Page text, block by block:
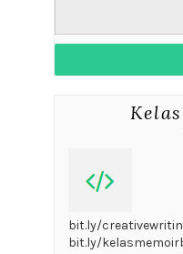
bit.ly/
bit.ly/